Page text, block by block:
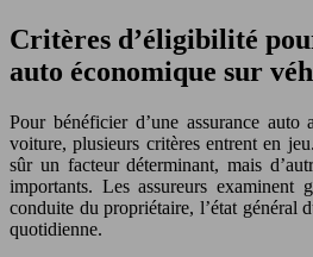
Critères d’éligibilité
auto économique sur
Pour bénéficier d’une assurance
voiture, plusieurs critères entrent en
sûr un facteur déterminant, mais
importants. Les assureurs examinent
conduite du propriétaire, l’état général
quotidienne.